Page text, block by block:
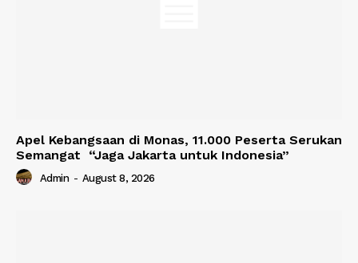
Apel Kebangsaan di Monas, 11.000 Peserta Serukan
Semangat “Jaga Jakarta untuk Indonesia”
Admin - August 8, 2026